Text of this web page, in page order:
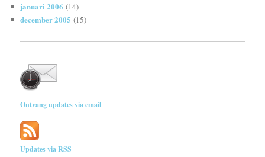
januari 2006 (14)
december 2005 (15)
Ontvang updates via email
Updates via RSS